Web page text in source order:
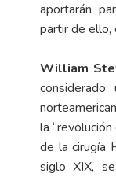
aportarán
partir de ello,
William
la
de la cirugía
siglo XIX,